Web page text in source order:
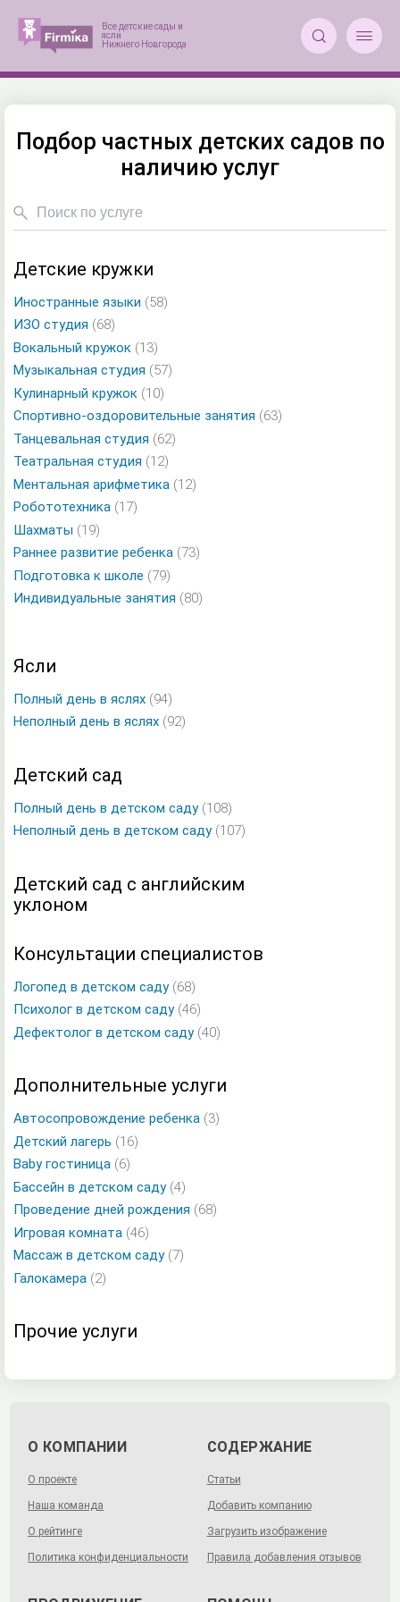
 
Подбор частных детских садов по
наличию услуг
Детские кружки
Иностранные языки (58)
ИЗО студия (68)
Вокальный кружок (13)
Музыкальная студия (57)
Кулинарный кружок (10)
Спортивно-оздоровительные занятия (63)
Танцевальная студия (62)
Театральная студия (12)
Ментальная арифметика (12)
Робототехника (17)
Шахматы (19)
Раннее развитие ребенка (73)
Подготовка к школе (79)
Индивидуальные занятия (80)
Ясли
Полный день в яслях (94)
Неполный день в яслях (92)
Детский сад
Полный день в детском саду (108)
Неполный день в детском саду (107)
Детский сад с английским
уклоном
Консультации специалистов
Логопед в детском саду (68)
Психолог в детском саду (46)
Дефектолог в детском саду (40)
Дополнительные услуги
Автосопровождение ребенка (3)
Детский лагерь (16)
Baby гостиница (6)
Бассейн в детском саду (4)
Проведение дней рождения (68)
Игровая комната (46)
Массаж в детском саду (7)
Галокамера (2)
Прочие услуги
О КОМПАНИИ
О проекте
Наша команда
О рейтинге
Политика конфиденциальности
СОДЕРЖАНИЕ
Статьи
Добавить компанию
Загрузить изображение
Правила добавления отзывов